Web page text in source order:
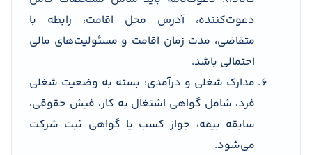
دعوت‌کننده، آدرس محل اقامت، رابطه با
متقاضی، مدت زمان اقامت و مسئولیت‌های مالی
احتمالی باشد.
مدارک شغلی و درآمدی: بسته به وضعیت شغلی
فرد، شامل گواهی اشتغال به کار، فیش حقوقی،
سابقه بیمه، جواز کسب یا گواهی ثبت شرکت
می‌شود.